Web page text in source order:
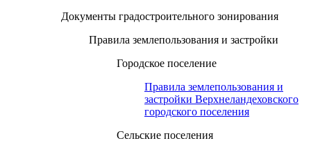
Документы градостроительного зонирования
Правила землепользования и застройки
Городское поселение
Правила землепользования и
застройки Верхнеландеховского
городского поселения
Сельские поселения